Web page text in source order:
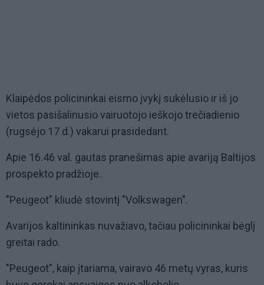
Klaipėdos policininkai eismo įvykį sukėlusio ir iš jo
vietos pasišalinusio vairuotojo ieškojo trečiadienio
(rugsėjo 17 d.) vakarui prasidedant.
Apie 16.46 val. gautas pranešimas apie avariją Baltijos
prospekto pradžioje.
"Peugeot" kliudė stovintį "Volkswagen".
Avarijos kaltininkas nuvažiavo, tačiau policininkai bėglį
greitai rado.
"Peugeot", kaip įtariama, vairavo 46 metų vyras, kuris